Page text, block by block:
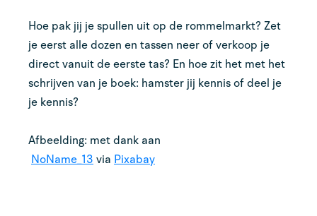
Hoe pak jij je spullen uit op de rommelmarkt? Zet
je eerst alle dozen en tassen neer of verkoop je
direct vanuit de eerste tas? En hoe zit het met het
schrijven van je boek: hamster jij kennis of deel je
je kennis?
Afbeelding: met dank aan
NoName_13 via Pixabay